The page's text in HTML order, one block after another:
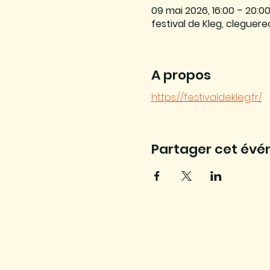
09 mai 2026, 16:00 – 20:00
festival de Kleg,
A propos
https://festivaldekleg.fr/
Partager cet